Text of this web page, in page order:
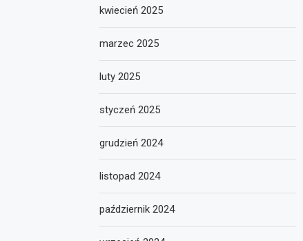
kwiecień 2025
marzec 2025
luty 2025
styczeń 2025
grudzień 2024
listopad 2024
październik 2024